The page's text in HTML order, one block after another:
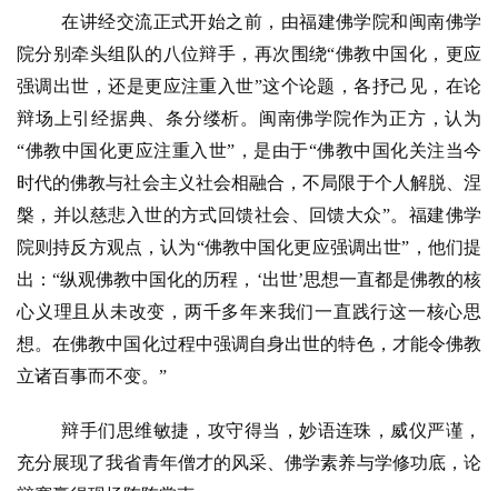
寺
院
巡
礼
视
频
纪
录
佛
术
在讲经交流正式开始之前，由福建佛学院和闽南佛学
院分别牵头组队的八位辩手，再次围绕“佛教中国化，更应
强调出世，还是更应注重入世”这个论题，各抒己见，在论
辩场上引经据典、条分缕析。闽南佛学院作为正方，认为
“佛教中国化更应注重入世”，是由于“佛教中国化关注当今
时代的佛教与社会主义社会相融合，不局限于个人解脱、涅
槃，并以慈悲入世的方式回馈社会、回馈大众”。福建佛学
院则持反方观点，认为“佛教中国化更应强调出世”，他们提
出：“纵观佛教中国化的历程，‘出世’思想一直都是佛教的核
心义理且从未改变，两千多年来我们一直践行这一核心思
想。在佛教中国化过程中强调自身出世的特色，才能令佛教
立诸百事而不变。”
辩手们思维敏捷，攻守得当，妙语连珠，威仪严谨，
充分展现了我省青年僧才的风采、佛学素养与学修功底，论